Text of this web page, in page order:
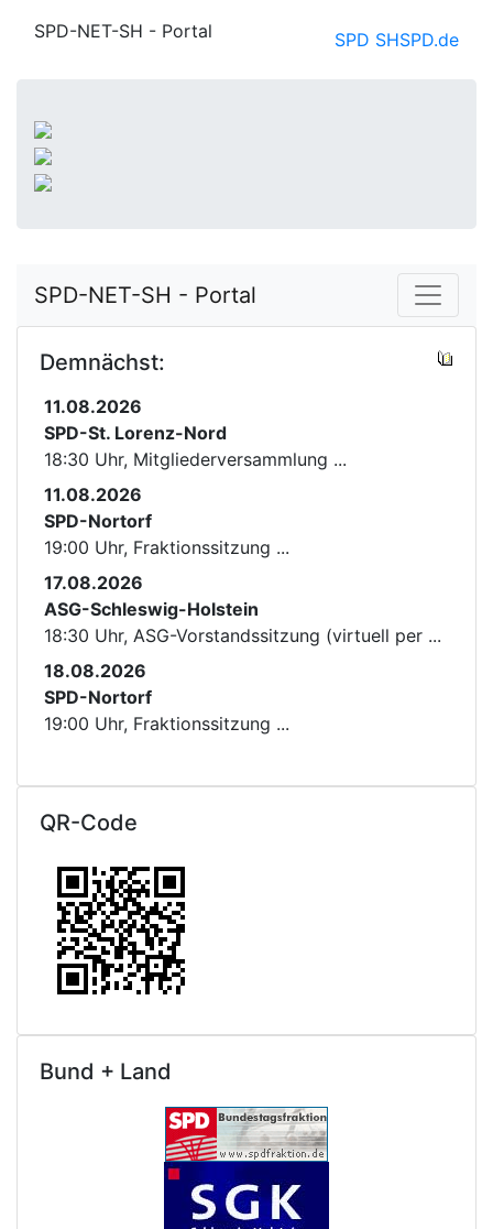
SPD-NET-SH - Portal SPD SHSPD.de
SPD-NET-SH - Portal
Demnächst:
11.08.2026
SPD-St. Lorenz-Nord
18:30 Uhr, Mitgliederversammlung ...
11.08.2026
SPD-Nortorf
19:00 Uhr, Fraktionssitzung ...
17.08.2026
ASG-Schleswig-Holstein
18:30 Uhr, ASG-Vorstandssitzung (virtuell per ...
18.08.2026
SPD-Nortorf
19:00 Uhr, Fraktionssitzung ...
QR-Code
Bund + Land